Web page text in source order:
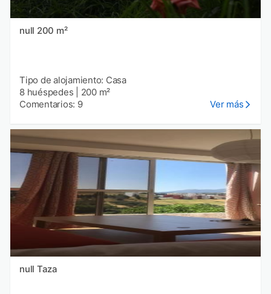
null 200 m²
Tipo de alojamiento: Casa
8 huéspedes
200 m²
Comentarios: 9
Ver más
null Taza